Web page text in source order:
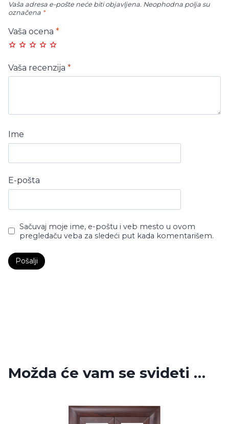
Vaša adresa e-pošte neće biti objavljena. Neophodna polja su
označena *
Vaša ocena *
Vaša recenzija *
Ime
E-pošta
Sačuvaj moje ime, e-poštu i veb mesto u ovom
pregledaču veba za sledeći put kada komentarišem.
Možda će vam se svideti …